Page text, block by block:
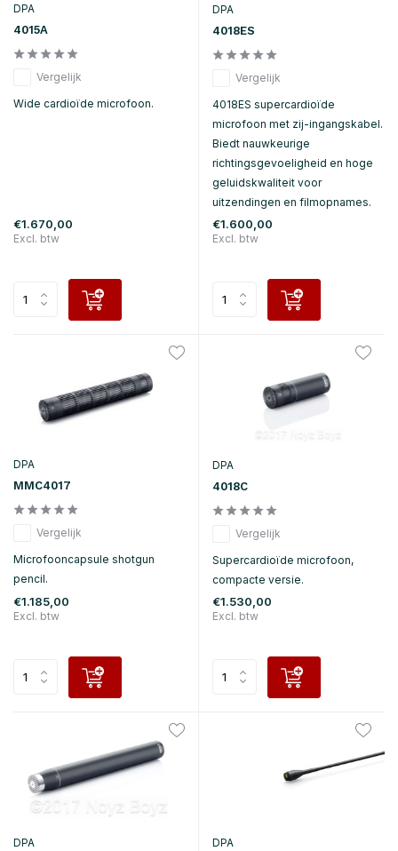
DPA
4015A
Vergelijk
Wide cardioïde microfoon.
€1.670,00
Excl. btw
DPA
4018ES
Vergelijk
4018ES supercardioïde
microfoon met zij-ingangskabel.
Biedt nauwkeurige
richtingsgevoeligheid en hoge
geluidskwaliteit voor
uitzendingen en filmopnames.
€1.600,00
Excl. btw
DPA
MMC4017
Vergelijk
Microfooncapsule shotgun
pencil.
€1.185,00
Excl. btw
DPA
4018C
Vergelijk
Supercardioïde microfoon,
compacte versie.
€1.530,00
Excl. btw
DPA
DPA